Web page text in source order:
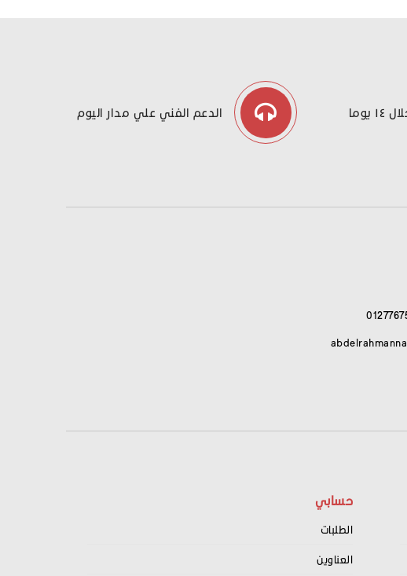
يوما الدعم الفني علي مدار اليوم
حسابي
الطلبات
العناوين